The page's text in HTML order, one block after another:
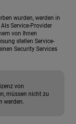
wurden, werden in
Service-Provider
von Ihnen
stellen Service-
Security Services
von
müssen nicht zu
werden.